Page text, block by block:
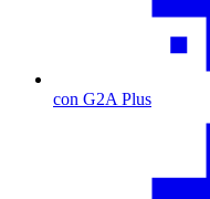
con G2A Plus